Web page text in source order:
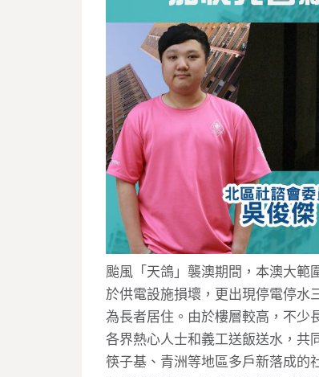
颱風「天鴿」襲澳期間，本澳大範
於供電設施損壞，更出現停電停水
為長者居住。由於樓層較高，不少
各界熱心人士和義工送飯送水，共
筷子基、青洲等地區多戶新落成的